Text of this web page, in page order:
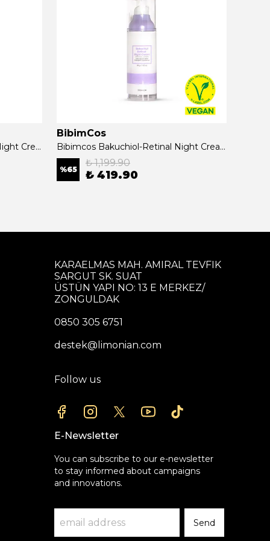
Bibimcos Bakuchiol - Retinal Night Cream 15g
BibimCos
Bibimcos Bakuchiol-Retinal Night Cream 30gr
%65
₺ 1,199.90
₺ 419.90
KARAELMAS MAH. AMIRAL TEVFIK
SARGUT SK. SUAT
ÜSTÜN YAPI NO: 13 E MERKEZ/
ZONGULDAK
0850 305 6751
destek@limonian.com
Follow us
E-Newsletter
You can subscribe to our e-newsletter
to stay informed about campaigns
and innovations.
Send